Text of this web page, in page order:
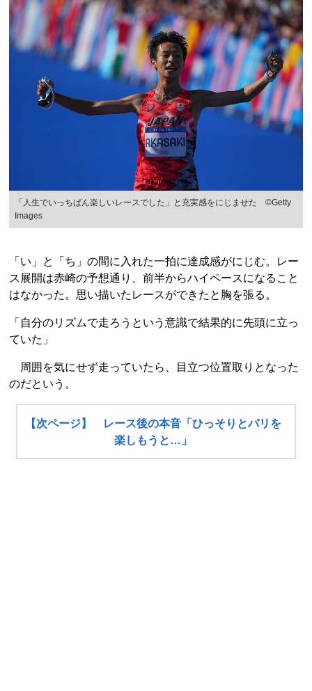
「人生でいっちばん楽しいレースでした」と充実感をにじませた ©Getty
Images
「い」と「ち」の間に入れた一拍に達成感がにじむ。レー
ス展開は赤崎の予想通り、前半からハイペースになること
はなかった。思い描いたレースができたと胸を張る。
「自分のリズムで走ろうという意識で結果的に先頭に立っ
ていた」
周囲を気にせず走っていたら、目立つ位置取りとなった
のだという。
【次ページ】 レース後の本音「ひっそりとパリを
楽しもうと…」